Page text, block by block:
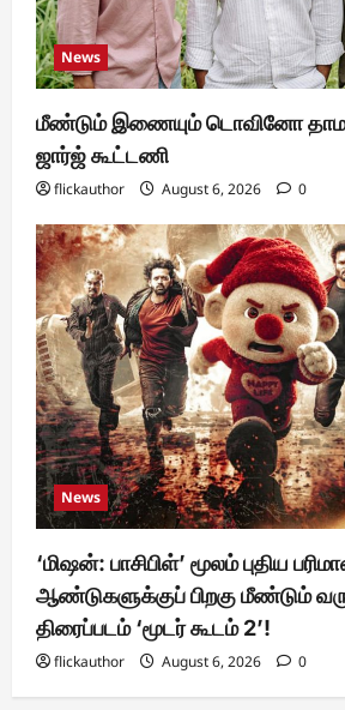
News
மீண்டும் இணையும் டொவினோ
ஜார்ஜ் கூட்டணி
flickauthor August 6, 2026 0
News
‘மிஷன்: பாசிபிள்’ மூலம் புதிய
ஆண்டுகளுக்குப் பிறகு மீண்டும்
திரைப்படம் ‘மூடர் கூடம் 2’!
flickauthor August 6, 2026 0